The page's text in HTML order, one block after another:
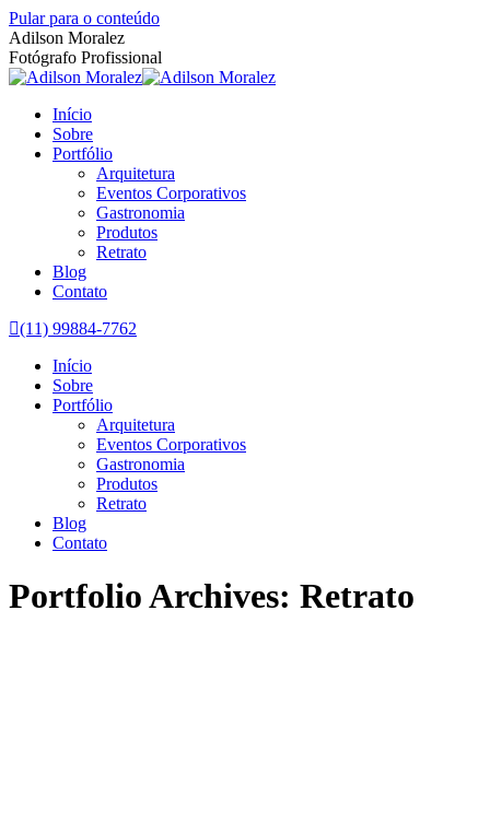
Pular para o conteúdo
Adilson Moralez
Fotógrafo Profissional
Início
Sobre
Portfólio
Arquitetura
Eventos Corporativos
Gastronomia
Produtos
Retrato
Blog
Contato
(11) 99884-7762
Início
Sobre
Portfólio
Arquitetura
Eventos Corporativos
Gastronomia
Produtos
Retrato
Blog
Contato
Portfolio Archives: Retrato